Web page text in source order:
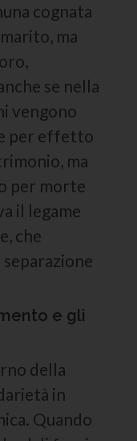
cognata
ma
se nella
vengono
per effetto
ma
per morte
il legame
che
separazione
e gli
della
in
Quando